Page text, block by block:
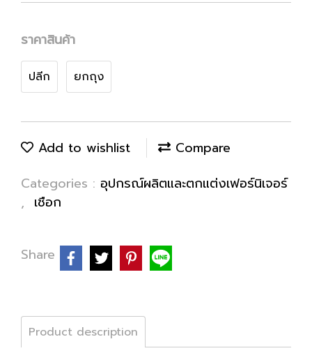
ราคาสินค้า
ปลีก ยกถุง
Add to wishlist
Compare
Categories : อุปกรณ์ผลิตและตกแต่งเฟอร์นิเจอร์
, เชือก
Share
Product description